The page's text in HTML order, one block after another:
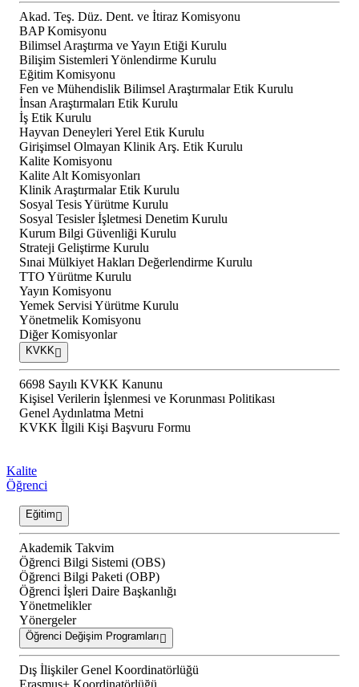
Akad. Teş. Düz. Dent. ve İtiraz Komisyonu
BAP Komisyonu
Bilimsel Araştırma ve Yayın Etiği Kurulu
Bilişim Sistemleri Yönlendirme Kurulu
Eğitim Komisyonu
Fen ve Mühendislik Bilimsel Araştırmalar Etik Kurulu
İnsan Araştırmaları Etik Kurulu
İş Etik Kurulu
Hayvan Deneyleri Yerel Etik Kurulu
Girişimsel Olmayan Klinik Arş. Etik Kurulu
Kalite Komisyonu
Kalite Alt Komisyonları
Klinik Araştırmalar Etik Kurulu
Sosyal Tesis Yürütme Kurulu
Sosyal Tesisler İşletmesi Denetim Kurulu
Kurum Bilgi Güvenliği Kurulu
Strateji Geliştirme Kurulu
Sınai Mülkiyet Hakları Değerlendirme Kurulu
TTO Yürütme Kurulu
Yayın Komisyonu
Yemek Servisi Yürütme Kurulu
Yönetmelik Komisyonu
Diğer Komisyonlar
KVKK
6698 Sayılı KVKK Kanunu
Kişisel Verilerin İşlenmesi ve Korunması Politikası
Genel Aydınlatma Metni
KVKK İlgili Kişi Başvuru Formu
Kalite
Öğrenci
Eğitim
Akademik Takvim
Öğrenci Bilgi Sistemi (OBS)
Öğrenci Bilgi Paketi (OBP)
Öğrenci İşleri Daire Başkanlığı
Yönetmelikler
Yönergeler
Öğrenci Değişim Programları
Dış İlişkiler Genel Koordinatörlüğü